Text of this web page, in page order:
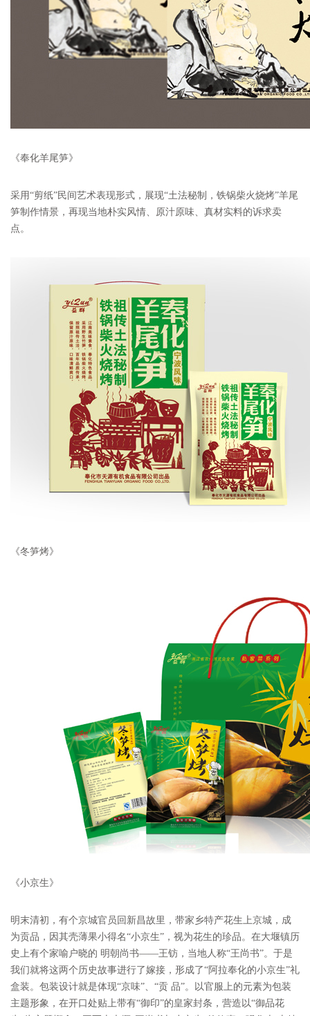
《奉化羊尾笋》
采用“剪纸”民间艺术表现形式，展现“土法秘制，铁锅柴火烧烤”羊尾
笋制作情景，再现当地朴实风情、原汁原味、真材实料的诉求卖
点。
《冬笋烤》
《小京生》
明末清初，有个京城官员回新昌故里，带家乡特产花生上京城，成
为贡品，因其壳薄果小得名“小京生”，视为花生的珍品。在大堰镇历
史上有个家喻户晓的 明朝尚书——王钫，当地人称“王尚书”。于是
我们就将这两个历史故事进行了嫁接，形成了“阿拉奉化的小京生”礼
盒装。包装设计就是体现“京味”、“贡 品”。以官服上的元素为包装
主题形象，在开口处贴上带有“御印”的皇家封条，营造以“御品花